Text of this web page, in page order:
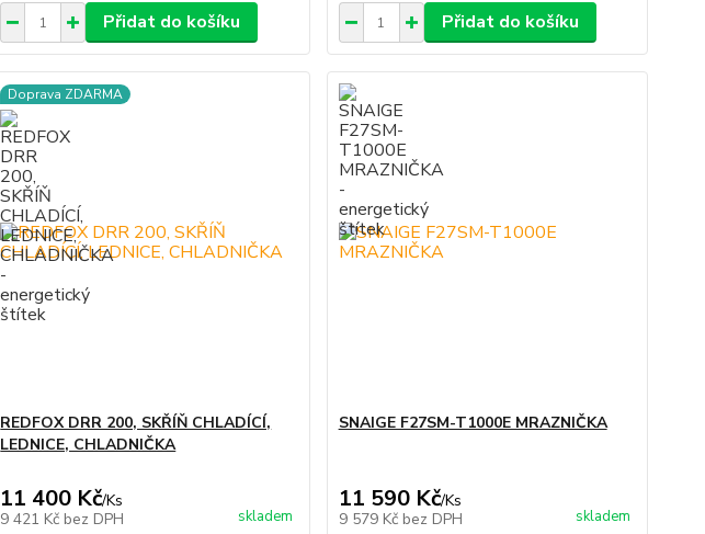
Přidat do košíku Přidat do košíku
Doprava ZDARMA
REDFOX DRR 200, SKŘÍŇ CHLADÍCÍ,
LEDNICE, CHLADNIČKA
11 400 Kč/Ks
9 421 Kč bez DPH skladem
SNAIGE F27SM-T1000E MRAZNIČKA
11 590 Kč/Ks
9 579 Kč bez DPH skladem